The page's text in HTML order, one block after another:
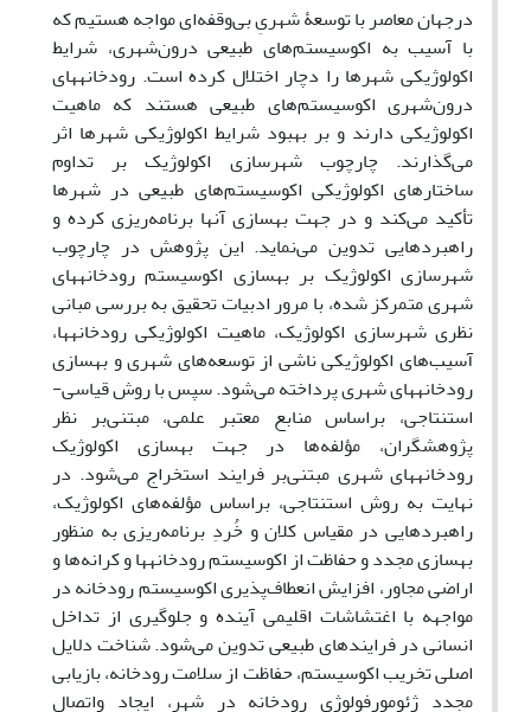
درجهان معاصر با توسعۀ شهریِ بی‌وقفه‌ای مواجه هستیم که
با آسیب به اکوسیستم‌های طبیعی درون‌شهری، شرایط
اکولوژیکی شهرها را دچار اختلال کرده است. رودخانه‎های
درون‌شهری اکوسیستم‌های طبیعی هستند که ماهیت
اکولوژیکی دارند و بر بهبود شرایط اکولوژیکی شهرها اثر
می‌گذارند. چارچوب شهرسازی اکولوژیک بر تداوم
ساختارهای اکولوژیکی اکوسیستم‌های طبیعی در شهرها
تأکید می‌کند و در جهت بهسازی آنها برنامه‌ریزی کرده و
راهبردهایی تدوین می‌نماید. این پژوهش در چارچوب
شهرسازی اکولوژیک بر بهسازی اکوسیستم رودخانه‎های
شهری متمرکز شده، با مرور ادبیات تحقیق به بررسی مبانی
نظری شهرسازی اکولوژیک، ماهیت اکولوژیکی رودخانه‎ها،
آسیب‌های اکولوژیکی ناشی از توسعه‌های شهری و بهسازی
رودخانه‎های شهری پرداخته می‌شود. سپس با روش قیاسی-
استنتاجی، براساس منابع معتبر علمی، مبتنی‌بر نظر
پژوهشگران، مؤلفه‌ها در جهت بهسازی اکولوژیک
رودخانه‎های شهری مبتنی‌بر فرایند استخراج می‌شود. در
نهایت به روش استنتاجی، براساس مؤلفه‌های اکولوژیک،
راهبردهایی در مقیاس کلان و خُردِ برنامه‌ریزی به منظور
بهسازی مجدد و حفاظت از اکوسیستم رودخانه‎ها و کرانه‌ها و
اراضی مجاور، افزایش انعطاف‌پذیری اکوسیستم رودخانه در
مواجهه با اغتشاشات اقلیمی آینده و جلوگیری از تداخل
انسانی در فرایندهای طبیعی تدوین می‌شود. شناخت دلایل
اصلی تخریب اکوسیستم، حفاظت از سلامت رودخانه، بازیابی
مجدد ژئومورفولوژی رودخانه در شهر، ایجاد واتصال